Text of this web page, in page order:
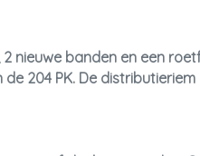
nieuwe banden en een
204 PK. De distributieriem